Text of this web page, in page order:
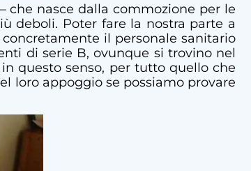
– che nasce dalla commozione per le
deboli. Poter fare la nostra parte a
il personale sanitario
di serie B, ovunque si trovino nel
questo senso, per tutto quello che
loro appoggio se possiamo provare